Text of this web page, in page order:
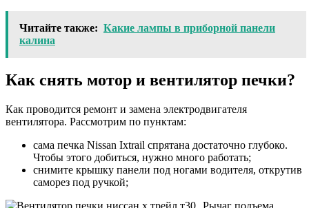
Читайте также: Какие лампы в приборной панели
калина
Как снять мотор и вентилятор печки?
Как проводится ремонт и замена электродвигателя
вентилятора. Рассмотрим по пунктам:
сама печка Nissan Ixtrail спрятана достаточно глубоко.
Чтобы этого добиться, нужно много работать;
снимите крышку панели под ногами водителя, открутив
саморез под ручкой;